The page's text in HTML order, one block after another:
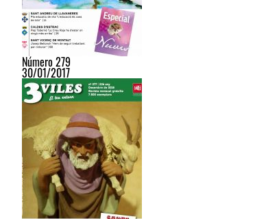
Número 279
30/01/2017